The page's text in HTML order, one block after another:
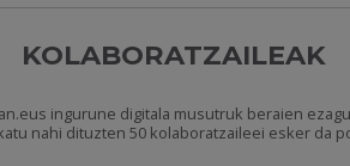
KOLABORATZAILEAK
ingurune digitala musutruk beraien
nahi dituzten 50 kolaboratzaileei esker da